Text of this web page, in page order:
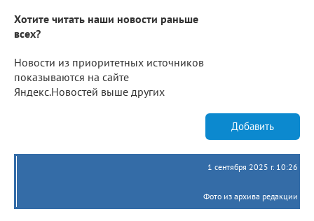
Хотите читать наши новости раньше
всех?
Новости из приоритетных источников
показываются на сайте
Яндекс.Новостей выше других
Добавить
1 сентября 2025 г. 10:26
Фото из архива редакции